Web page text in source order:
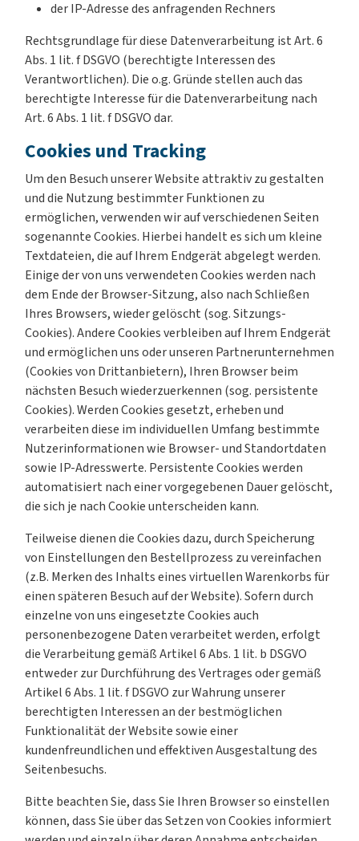
der IP-Adresse des anfragenden Rechners
Rechtsgrundlage für diese Datenverarbeitung ist Art. 6
Abs. 1 lit. f DSGVO (berechtigte Interessen des
Verantwortlichen). Die o.g. Gründe stellen auch das
berechtigte Interesse für die Datenverarbeitung nach
Art. 6 Abs. 1 lit. f DSGVO dar.
Cookies und Tracking
Um den Besuch unserer Website attraktiv zu gestalten
und die Nutzung bestimmter Funktionen zu
ermöglichen, verwenden wir auf verschiedenen Seiten
sogenannte Cookies. Hierbei handelt es sich um kleine
Textdateien, die auf Ihrem Endgerät abgelegt werden.
Einige der von uns verwendeten Cookies werden nach
dem Ende der Browser-Sitzung, also nach Schließen
Ihres Browsers, wieder gelöscht (sog. Sitzungs-
Cookies). Andere Cookies verbleiben auf Ihrem Endgerät
und ermöglichen uns oder unseren Partnerunternehmen
(Cookies von Drittanbietern), Ihren Browser beim
nächsten Besuch wiederzuerkennen (sog. persistente
Cookies). Werden Cookies gesetzt, erheben und
verarbeiten diese im individuellen Umfang bestimmte
Nutzerinformationen wie Browser- und Standortdaten
sowie IP-Adresswerte. Persistente Cookies werden
automatisiert nach einer vorgegebenen Dauer gelöscht,
die sich je nach Cookie unterscheiden kann.
Teilweise dienen die Cookies dazu, durch Speicherung
von Einstellungen den Bestellprozess zu vereinfachen
(z.B. Merken des Inhalts eines virtuellen Warenkorbs für
einen späteren Besuch auf der Website). Sofern durch
einzelne von uns eingesetzte Cookies auch
personenbezogene Daten verarbeitet werden, erfolgt
die Verarbeitung gemäß Artikel 6 Abs. 1 lit. b DSGVO
entweder zur Durchführung des Vertrages oder gemäß
Artikel 6 Abs. 1 lit. f DSGVO zur Wahrung unserer
berechtigten Interessen an der bestmöglichen
Funktionalität der Website sowie einer
kundenfreundlichen und effektiven Ausgestaltung des
Seitenbesuchs.
Bitte beachten Sie, dass Sie Ihren Browser so einstellen
können, dass Sie über das Setzen von Cookies informiert